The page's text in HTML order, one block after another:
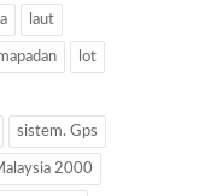
laut
lot
sistem. Gps
2000